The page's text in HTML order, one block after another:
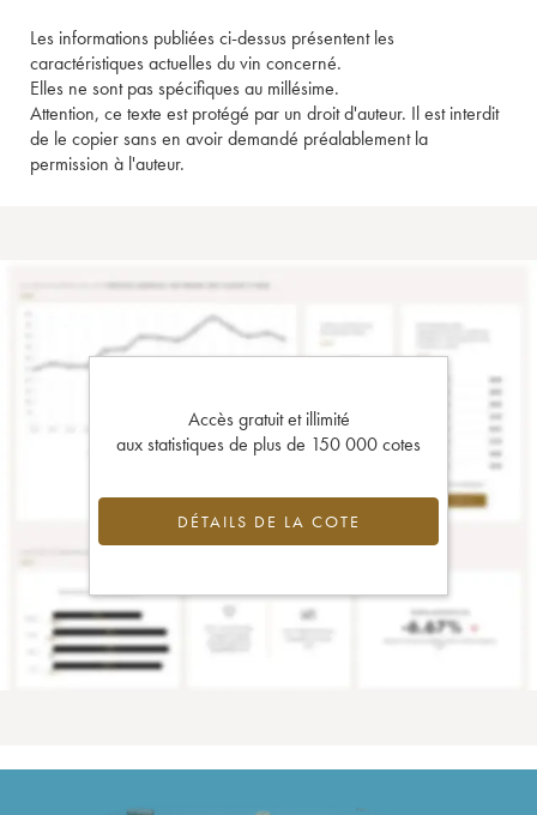
Les informations publiées ci-dessus présentent les
caractéristiques actuelles du vin concerné.
Elles ne sont pas spécifiques au millésime.
Attention, ce texte est protégé par un droit d'auteur. Il est interdit
de le copier sans en avoir demandé préalablement la
permission à l'auteur.
Accès gratuit et illimité
aux statistiques de plus de 150 000 cotes
DÉTAILS DE LA COTE